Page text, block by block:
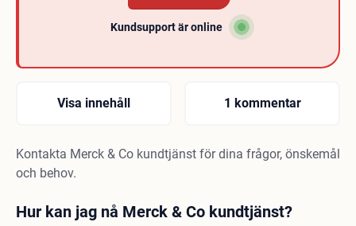
Kundsupport är online
Visa innehåll 1 kommentar
Kontakta Merck & Co kundtjänst för dina frågor, önskemål
och behov.
Hur kan jag nå Merck & Co kundtjänst?